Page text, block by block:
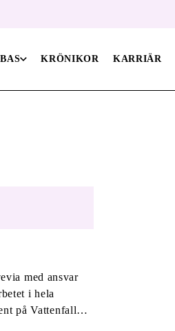
KRÖNIKOR KARRIÄR
med ansvar
i hela
på Vattenfall